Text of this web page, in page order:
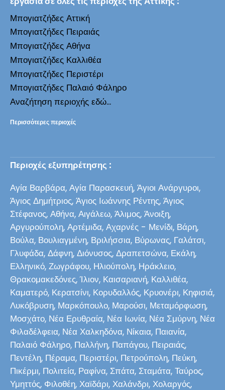
Μπογιατζήδες Αττική
Μπογιατζήδες Πειραιάς
Μπογιατζήδες Αθήνα
Μπογιατζήδες Καλλιθέα
Μπογιατζήδες Περιστέρι
Μπογιατζήδες Παλαιό Φάληρο
Αναζήτηση περιοχής εδώ...
Περισσότερες περιοχές
Περιοχές εξυπηρέτησης :
Αγία Βαρβάρα, Αγία Παρασκευή, Άγιοι Ανάργυροι,
Άγιος Δημήτριος, Άγιος Ιωάννης Ρέντης, Άγιος
Στέφανος, Αθήνα, Αιγάλεω, Άλιμος, Άνοιξη,
Αργυρούπολη, Αρτέμιδα, Αχαρνές - Μενίδι, Βάρη,
Βούλα, Βουλιαγμένη, Βριλήσσια, Βύρωνας, Γαλάτσι,
Γλυφάδα, Δάφνη, Διόνυσος, Δραπετσώνα, Εκάλη,
Ελληνικό, Ζωγράφου, Ηλιούπολη, Ηράκλειο,
Θρακομακεδόνες, Ίλιον, Καισαριανή, Καλλιθέα,
Καματερό, Κερατσίνι, Κορυδαλλός, Κρυονέρι, Κηφισιά,
Λυκόβρυση, Μαρκόπουλο, Μαρούσι, Μεταμόρφωση,
Μοσχάτο, Νέα Ερυθραία, Νέα Ιωνία, Νέα Σμύρνη, Νέα
Φιλαδέλφεια, Νέα Χαλκηδόνα, Νίκαια, Παιανία,
Παλαιό Φάληρο, Παλλήνη, Παπάγου, Πειραιάς,
Πεντέλη, Πέραμα, Περιστέρι, Πετρούπολη, Πεύκη,
Πικέρμι, Πολιτεία, Ραφίνα, Σπάτα, Σταμάτα, Ταύρος,
Υμηττός, Φιλοθέη, Χαϊδάρι, Χαλάνδρι, Χολαργός,